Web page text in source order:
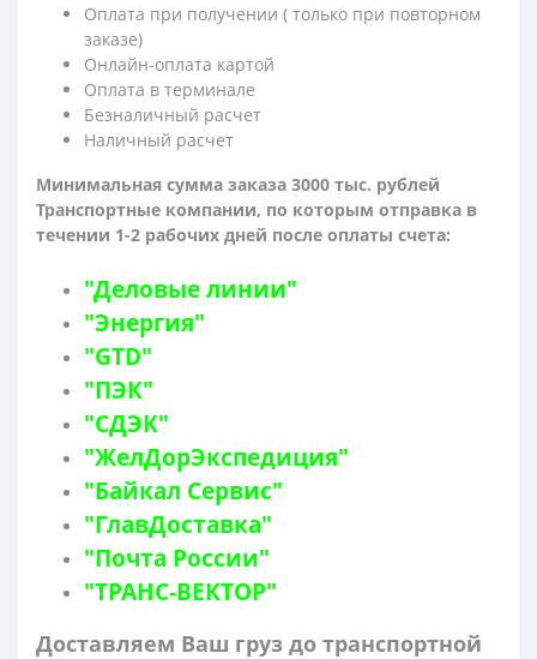
Оплата при получении ( только при повторном
заказе)
Онлайн-оплата картой
Оплата в терминале
Безналичный расчет
Наличный расчет
Минимальная сумма заказа 3000 тыс. рублей
Транспортные компании, по которым отправка в
течении 1-2 рабочих дней после оплаты счета:
"Деловые линии"
"Энергия"
"GTD"
"ПЭК"
"СДЭК"
"ЖелДорЭкспедиция"
"Байкал Сервис"
"ГлавДоставка"
"Почта России"
"ТРАНС-ВЕКТОР"
Доставляем Ваш груз до транспортной